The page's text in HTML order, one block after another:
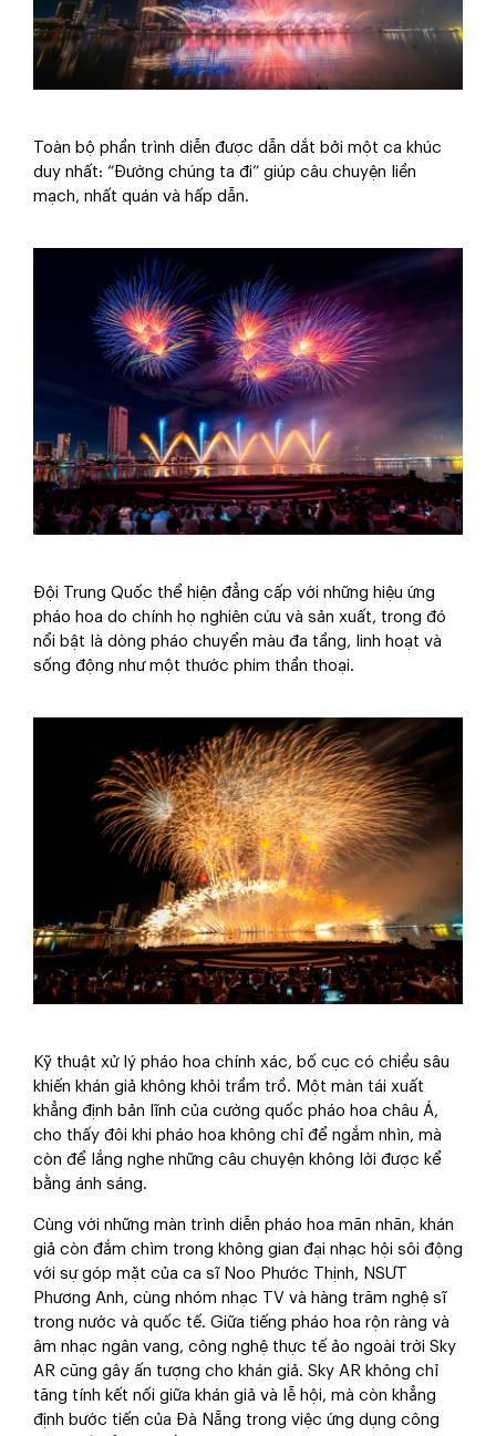
Toàn bộ phần trình diễn được dẫn dắt bởi một ca khúc
duy nhất: “Đường chúng ta đi” giúp câu chuyện liền
mạch, nhất quán và hấp dẫn.
Đội Trung Quốc thể hiện đẳng cấp với những hiệu ứng
pháo hoa do chính họ nghiên cứu và sản xuất, trong đó
nổi bật là dòng pháo chuyển màu đa tầng, linh hoạt và
sống động như một thước phim thần thoại.
Kỹ thuật xử lý pháo hoa chính xác, bố cục có chiều sâu
khiến khán giả không khỏi trầm trồ. Một màn tái xuất
khẳng định bản lĩnh của cường quốc pháo hoa châu Á,
cho thấy đôi khi pháo hoa không chỉ để ngắm nhìn, mà
còn để lắng nghe những câu chuyện không lời được kể
bằng ánh sáng.
Cùng với những màn trình diễn pháo hoa mãn nhãn, khán
giả còn đắm chìm trong không gian đại nhạc hội sôi động
với sự góp mặt của ca sĩ Noo Phước Thịnh, NSƯT
Phương Anh, cùng nhóm nhạc TV và hàng trăm nghệ sĩ
trong nước và quốc tế. Giữa tiếng pháo hoa rộn ràng và
âm nhạc ngân vang, công nghệ thực tế ảo ngoài trời Sky
AR cũng gây ấn tượng cho khán giả. Sky AR không chỉ
tăng tính kết nối giữa khán giả và lễ hội, mà còn khẳng
định bước tiến của Đà Nẵng trong việc ứng dụng công